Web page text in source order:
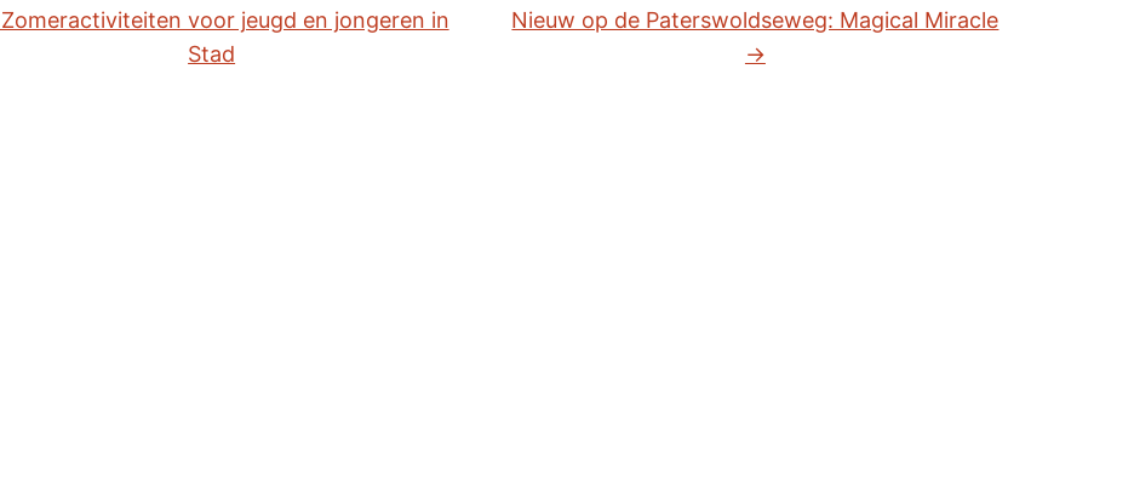
Zomeractiviteiten voor jeugd en jongeren in
Stad
Nieuw op de Paterswoldseweg: Magical Miracle
→